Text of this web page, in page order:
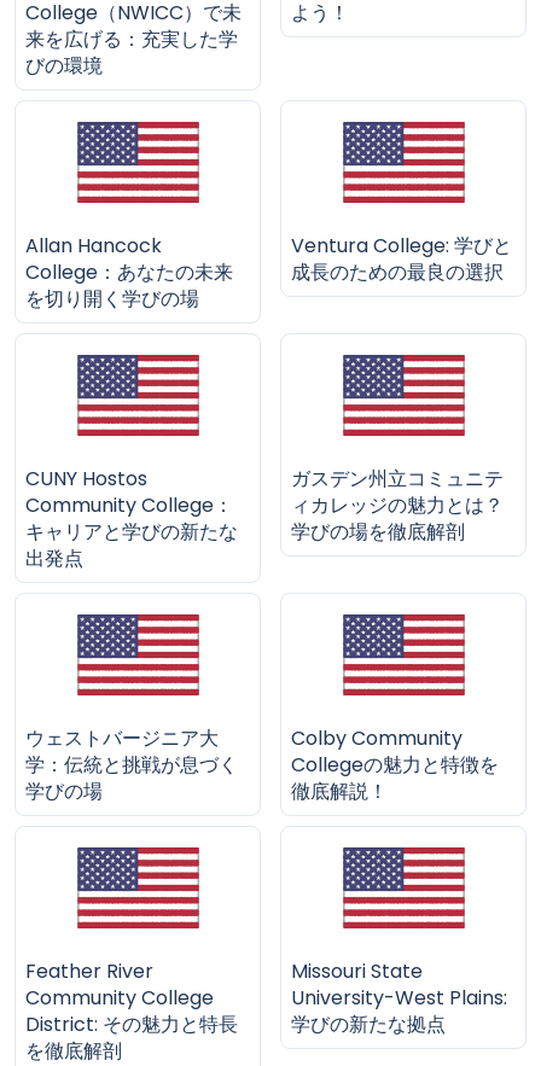
College（NWICC）で未
来を広げる：充実した学
びの環境
よう！
Allan Hancock
College：あなたの未来
を切り開く学びの場
Ventura College: 学びと
成長のための最良の選択
CUNY Hostos
Community College：
キャリアと学びの新たな
出発点
ガスデン州立コミュニテ
ィカレッジの魅力とは？
学びの場を徹底解剖
ウェストバージニア大
学：伝統と挑戦が息づく
学びの場
Colby Community
Collegeの魅力と特徴を
徹底解説！
Feather River
Community College
District: その魅力と特長
を徹底解剖
Missouri State
University-West Plains:
学びの新たな拠点